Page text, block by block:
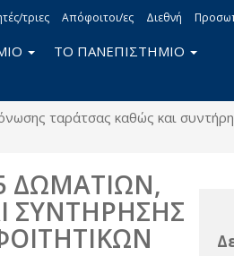
τριες Απόφοιτοι/ες Διεθνή
ΤΟ ΠΑΝΕΠΙΣΤΗΜΙΟ
ταράτσας καθώς και
ΔΩΜΑΤΙΩΝ,
ΣΥΝΤΗΡΗΣΗΣ